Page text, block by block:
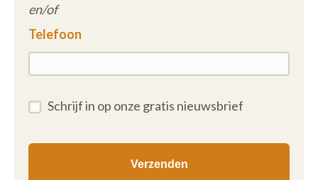
en/of
Telefoon
Schrijf in op onze gratis nieuwsbrief